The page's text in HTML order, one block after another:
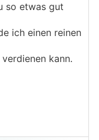
so etwas gut
ich einen reinen
kann.